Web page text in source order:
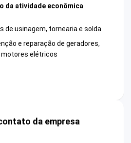
da atividade econômica
de usinagem, tornearia e solda
e reparação de geradores,
elétricos
da empresa